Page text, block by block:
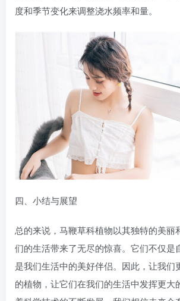
度和季节变化来调整浇水频率和量。
四、小结与展望
总的来说，马鞭草科植物以其独特的美丽
们的生活带来了无尽的惊喜。它们不仅是
是我们生活中的美好伴侣。因此，让我们
的植物，让它们在我们的生活中发挥更大